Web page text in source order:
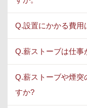
Q.設置にかかる費用
Q.薪ストーブは仕事
Q.薪ストーブや煙突
すか?